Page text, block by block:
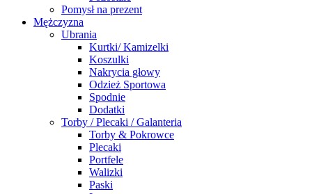
Pomysł na prezent
Mężczyzna
Ubrania
Kurtki/ Kamizelki
Koszulki
Nakrycia głowy
Odzież Sportowa
Spodnie
Dodatki
Torby / Plecaki / Galanteria
Torby & Pokrowce
Plecaki
Portfele
Walizki
Paski